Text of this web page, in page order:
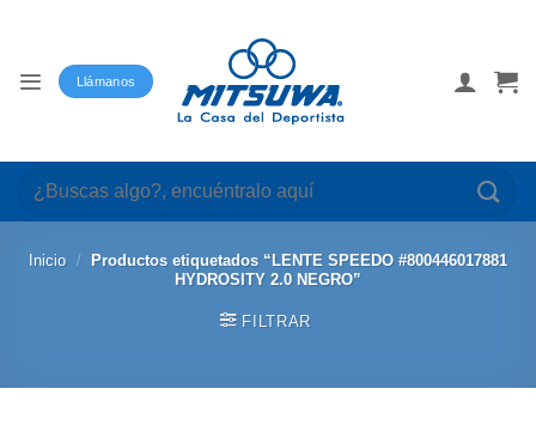
Llámanos
Buscar
por:
Inicio /
Productos etiquetados “LENTE SPEEDO #800446017881
HYDROSITY 2.0 NEGRO”
FILTRAR